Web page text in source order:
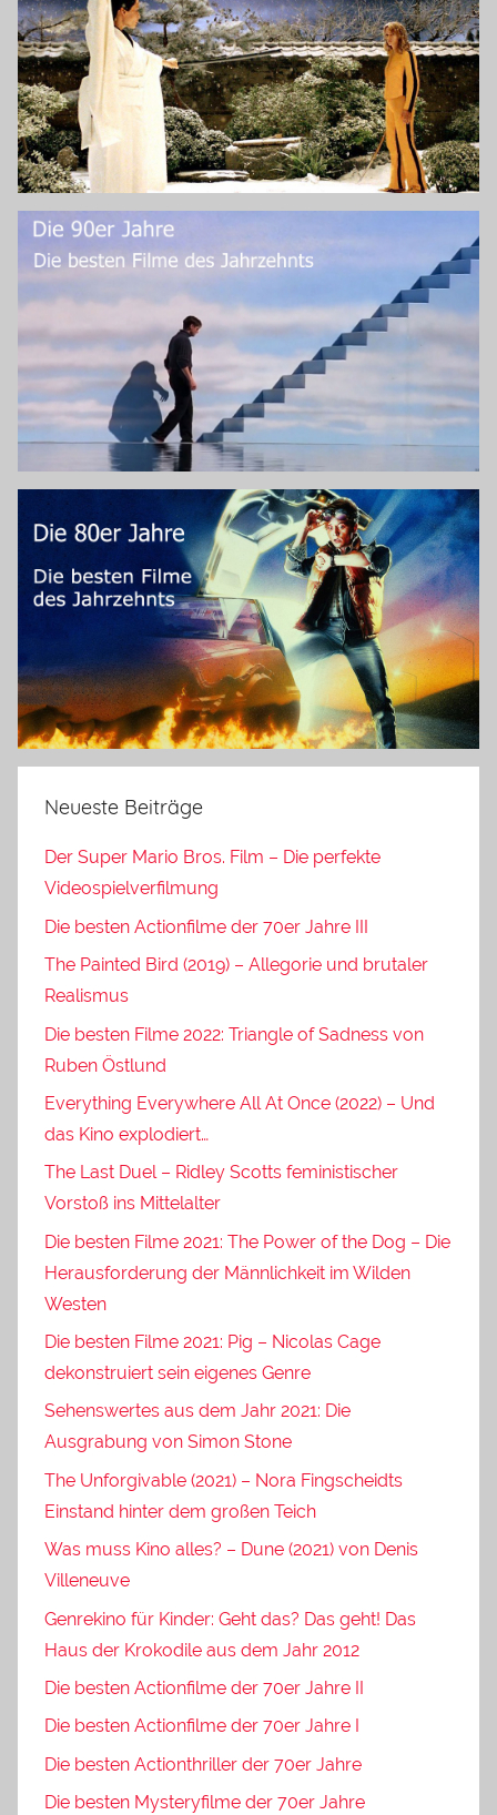
Neueste Beiträge
Der Super Mario Bros. Film – Die perfekte
Videospielverfilmung
Die besten Actionfilme der 70er Jahre III
The Painted Bird (2019) – Allegorie und brutaler
Realismus
Die besten Filme 2022: Triangle of Sadness von
Ruben Östlund
Everything Everywhere All At Once (2022) – Und
das Kino explodiert…
The Last Duel – Ridley Scotts feministischer
Vorstoß ins Mittelalter
Die besten Filme 2021: The Power of the Dog – Die
Herausforderung der Männlichkeit im Wilden
Westen
Die besten Filme 2021: Pig – Nicolas Cage
dekonstruiert sein eigenes Genre
Sehenswertes aus dem Jahr 2021: Die
Ausgrabung von Simon Stone
The Unforgivable (2021) – Nora Fingscheidts
Einstand hinter dem großen Teich
Was muss Kino alles? – Dune (2021) von Denis
Villeneuve
Genrekino für Kinder: Geht das? Das geht! Das
Haus der Krokodile aus dem Jahr 2012
Die besten Actionfilme der 70er Jahre II
Die besten Actionfilme der 70er Jahre I
Die besten Actionthriller der 70er Jahre
Die besten Mysteryfilme der 70er Jahre